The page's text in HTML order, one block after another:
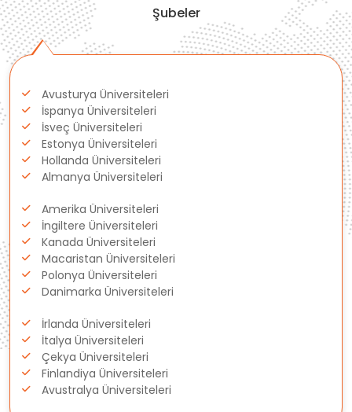
İsviçre
Polonya
Fransa
Litvanya
Letonya
Gürcistan
Estonya
İsveç
Danimarka
Avustralya
Şubeler
Avusturya Üniversiteleri
İspanya Üniversiteleri
İsveç Üniversiteleri
Estonya Üniversiteleri
Hollanda Üniversiteleri
Almanya Üniversiteleri
Amerika Üniversiteleri
İngiltere Üniversiteleri
Kanada Üniversiteleri
Macaristan Üniversiteleri
Polonya Üniversiteleri
Danimarka Üniversiteleri
İrlanda Üniversiteleri
İtalya Üniversiteleri
Çekya Üniversiteleri
Finlandiya Üniversiteleri
Avustralya Üniversiteleri